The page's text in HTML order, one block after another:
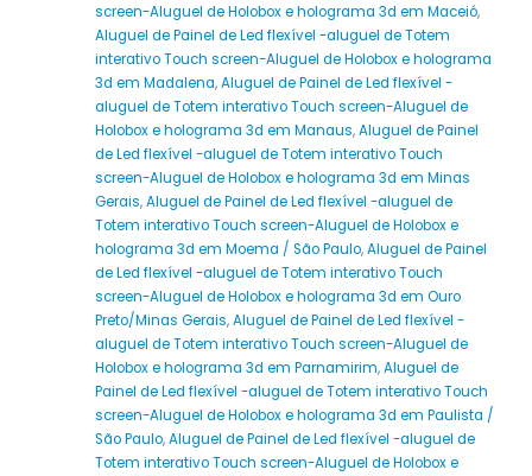
screen-Aluguel de Holobox e holograma 3d em Maceió,
Aluguel de Painel de Led flexível -aluguel de Totem
interativo Touch screen-Aluguel de Holobox e holograma
3d em Madalena,Aluguel de Painel de Led flexível -
aluguel de Totem interativo Touch screen-Aluguel de
Holobox e holograma 3d em Manaus,Aluguel de Painel
de Led flexível -aluguel de Totem interativo Touch
screen-Aluguel de Holobox e holograma 3d em Minas
Gerais,Aluguel de Painel de Led flexível -aluguel de
Totem interativo Touch screen-Aluguel de Holobox e
holograma 3d em Moema / São Paulo,Aluguel de Painel
de Led flexível -aluguel de Totem interativo Touch
screen-Aluguel de Holobox e holograma 3d em Ouro
Preto/Minas Gerais,Aluguel de Painel de Led flexível -
aluguel de Totem interativo Touch screen-Aluguel de
Holobox e holograma 3d em Parnamirim,Aluguel de
Painel de Led flexível -aluguel de Totem interativo Touch
screen-Aluguel de Holobox e holograma 3d em Paulista /
São Paulo,Aluguel de Painel de Led flexível -aluguel de
Totem interativo Touch screen-Aluguel de Holobox e